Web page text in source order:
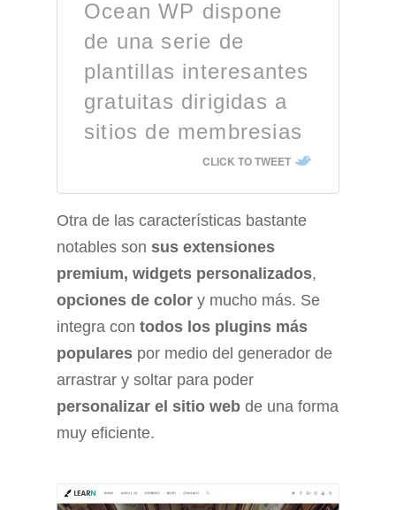
Ocean WP dispone
de una serie de
plantillas interesantes
gratuitas dirigidas a
sitios de membresias
CLICK TO TWEET
Otra de las características bastante
notables son sus extensiones
premium, widgets personalizados,
opciones de color y mucho más. Se
integra con todos los plugins más
populares por medio del generador de
arrastrar y soltar para poder
personalizar el sitio web de una forma
muy eficiente.